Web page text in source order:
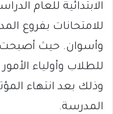
للامتحانات بفروع
وأسوان. حيث أصبحت
للطلاب وأولياء
وذلك بعد انتهاء
المدرسة.